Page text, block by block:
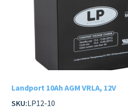
Landport 10Ah AGM VRLA, 12V
SKU:LP12-10